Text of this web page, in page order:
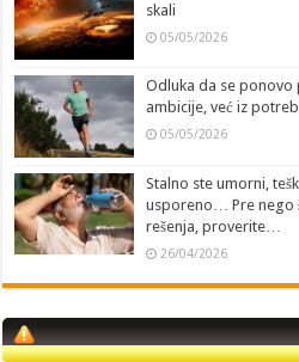
skali
05/05/2026
Odluka da se ponovo
ambicije, već iz
05/05/2026
Stalno ste umorni,
usporeno… Pre nego
rešenja, proverite…
26/04/2026